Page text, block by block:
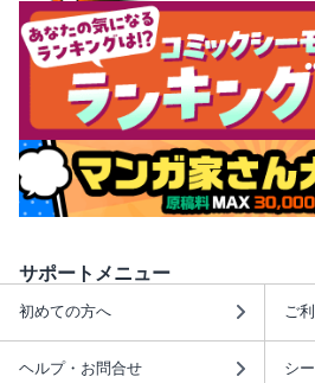
サポートメニュー
初めての方へ ご
ヘルプ・お問合せ シ